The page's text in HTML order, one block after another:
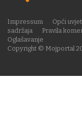
Copyright © Mojportal
Impressum Opći
sadržaja
Pravila
Oglašavanje